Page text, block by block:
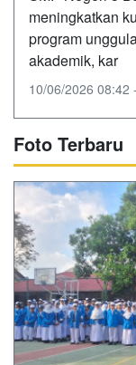
meningkatkan
program
akademik, kar
10/06/2026 08:42
Foto Terbaru